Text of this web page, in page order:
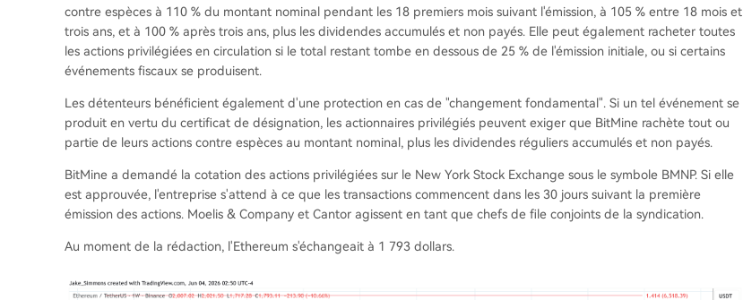
contre espèces à 110 % du montant nominal pendant les 18 premiers mois suivant l'émission, à 105 % entre 18 mois et
trois ans, et à 100 % après trois ans, plus les dividendes accumulés et non payés. Elle peut également racheter toutes
les actions privilégiées en circulation si le total restant tombe en dessous de 25 % de l'émission initiale, ou si certains
événements fiscaux se produisent.
Les détenteurs bénéficient également d'une protection en cas de "changement fondamental". Si un tel événement se
produit en vertu du certificat de désignation, les actionnaires privilégiés peuvent exiger que BitMine rachète tout ou
partie de leurs actions contre espèces au montant nominal, plus les dividendes réguliers accumulés et non payés.
BitMine a demandé la cotation des actions privilégiées sur le New York Stock Exchange sous le symbole BMNP. Si elle
est approuvée, l'entreprise s'attend à ce que les transactions commencent dans les 30 jours suivant la première
émission des actions. Moelis & Company et Cantor agissent en tant que chefs de file conjoints de la syndication.
Au moment de la rédaction, l'Ethereum s'échangeait à 1 793 dollars.